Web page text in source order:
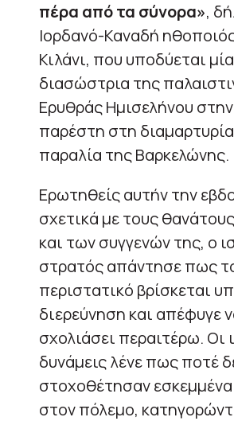
πέρα από τα σύνορα»,
Ιορδανό-Καναδή
Κιλάνι, που υποδύεται μία
διασώστρια της
Ερυθράς Ημισελήνου στην
παρέστη στη
παραλία της Βαρκελώνης.
Ερωτηθείς αυτήν την
σχετικά με τους
και των συγγενών της, ο
στρατός απάντησε πως
περιστατικό βρίσκεται
διερεύνηση και απέφυγε
σχολιάσει περαιτέρω. Οι
δυνάμεις λένε πως ποτέ
στοχοθέτησαν
στον πόλεμο,